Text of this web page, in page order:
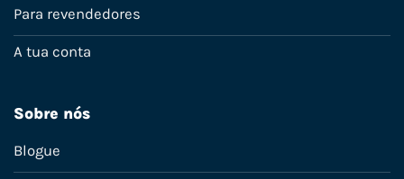
Para revendedores
A tua conta
Sobre nós
Blogue